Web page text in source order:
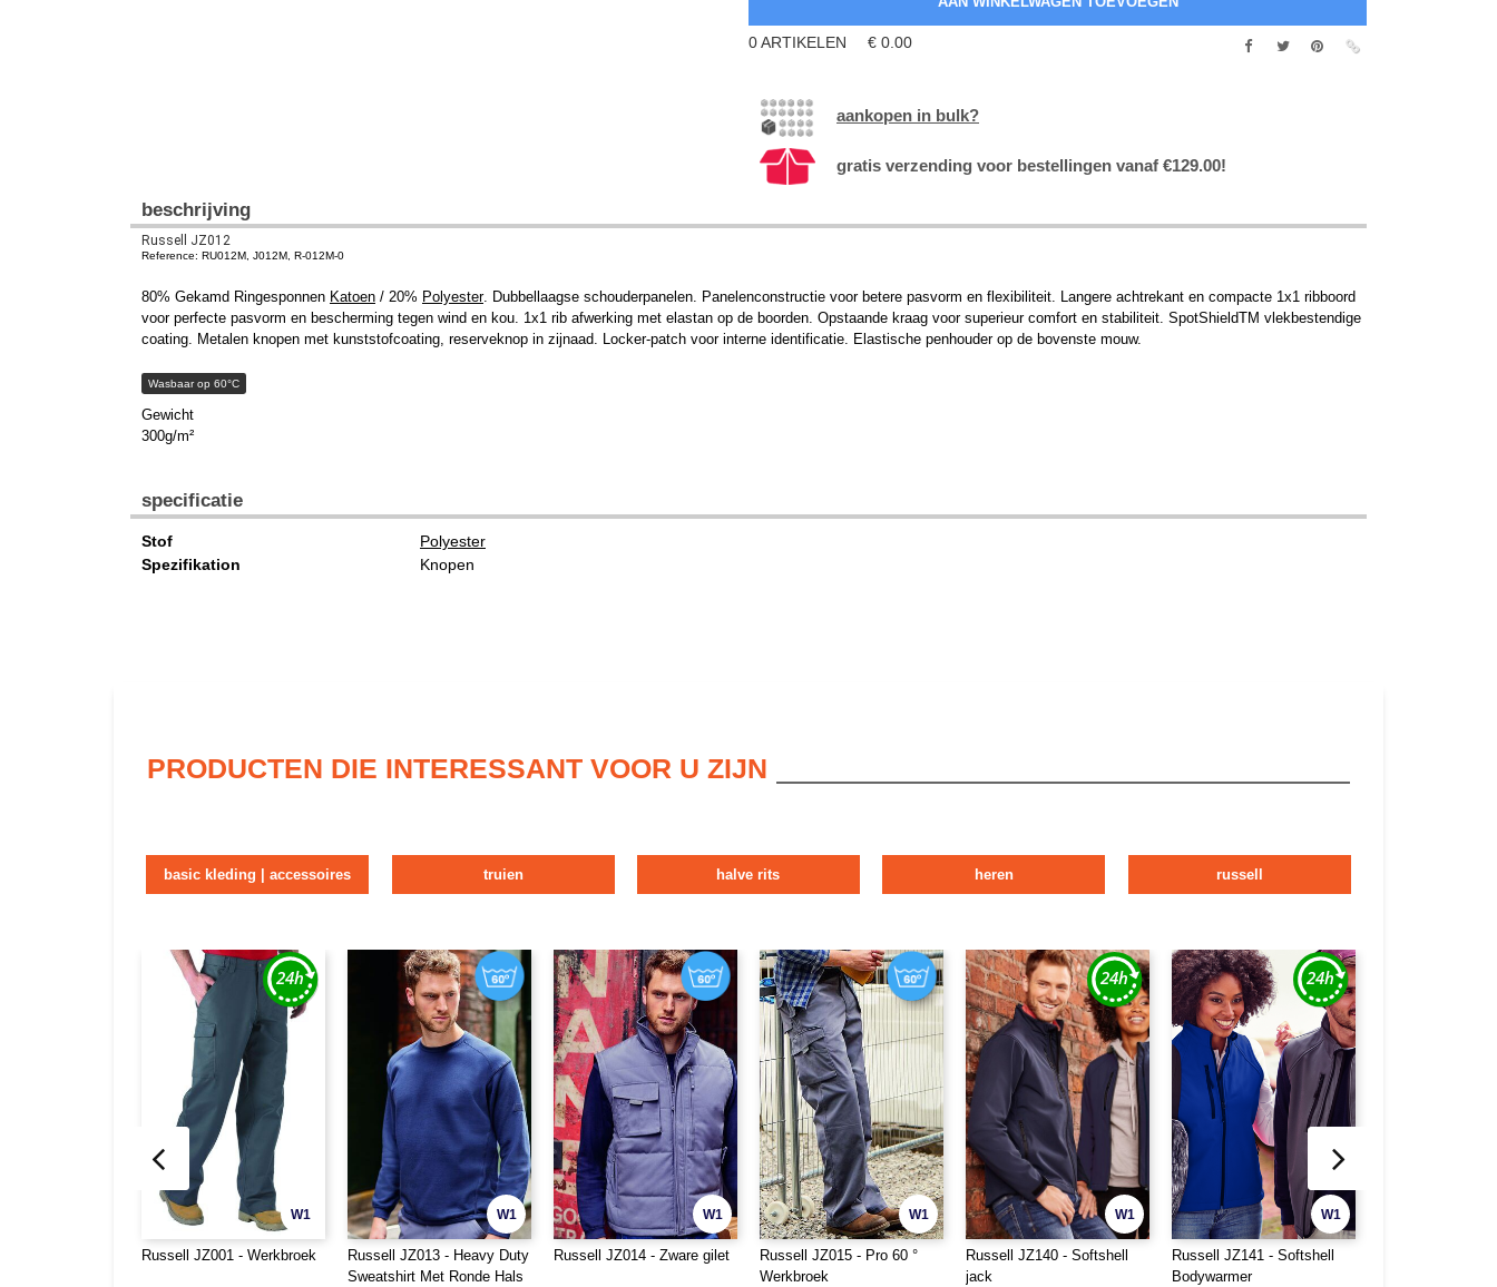
0ARTIKELEN € 0.00
aankopen in bulk?
gratis verzending voor bestellingen vanaf €129.00!
beschrijving
Russell JZ012
Reference: RU012M, J012M, R-012M-0
80% Gekamd Ringesponnen Katoen / 20% Polyester. Dubbellaagse schouderpanelen. Panelenconstructie voor betere pasvorm en flexibiliteit. Langere achtrekant en compacte 1x1 ribboord
voor perfecte pasvorm en bescherming tegen wind en kou. 1x1 rib afwerking met elastan ​​op de boorden. Opstaande kraag voor superieur comfort en stabiliteit. SpotShieldTM vlekbestendige
coating. Metalen knopen met kunststofcoating, reserveknop in zijnaad. Locker-patch voor interne identificatie. Elastische penhouder op de bovenste mouw.
Wasbaar op 60°C
Gewicht
300g/m²
specificatie
Stof
Polyester
Spezifikation
Knopen
PRODUCTEN DIE INTERESSANT VOOR U ZIJN
basic kleding | accessoires truien halve rits heren russell
W1
Russell JZ001 - Werkbroek
W1
Russell JZ013 - Heavy Duty
Sweatshirt Met Ronde Hals
W1
Russell JZ014 - Zware gilet
W1
Russell JZ015 - Pro 60 °
Werkbroek
W1
Russell JZ140 - Softshell
jack
W1
Russell JZ141 - Softshell
Bodywarmer